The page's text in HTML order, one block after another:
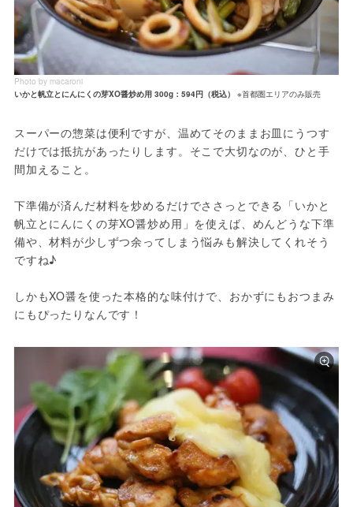
Photo by macaroni
いかと帆立とにんにくの芽XO醤炒め用 300g：594円（税込）
※首都圏エリアのみ販売
スーパーの惣菜は便利ですが、温めてそのままお皿にうつす
だけでは抵抗があったりします。そこで大切なのが、ひと手
間加えること。
下準備が済んだ材料を炒めるだけでささっとできる「いかと
帆立とにんにくの芽XO醤炒め用」を使えば、めんどうな下準
備や、材料が少しずつ余ってしまう悩みも解決してくれそう
ですね♪
しかもXO醤を使った本格的な味付けで、おかずにもおつまみ
にもぴったりなんです！